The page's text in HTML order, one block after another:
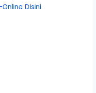
Disini.